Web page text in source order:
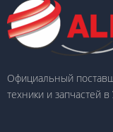
Официальный
техники и запчастей